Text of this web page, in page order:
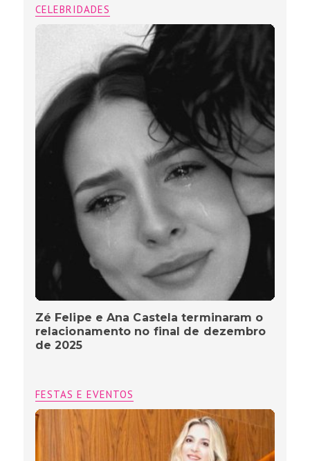
CELEBRIDADES
Zé Felipe e Ana Castela terminaram o
relacionamento no final de dezembro
de 2025
FESTAS E EVENTOS